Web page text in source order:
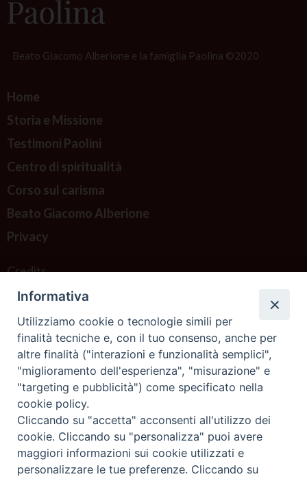
Beato Giacomo Alberione e la famiglia Paolina ©2020
Home
Storia e Missione
Testimoni Paolini
Centro di spiritualità
Corso sul carisma
Beato Giacomo Alberione
Privacy
Credits
Informativa
Utilizziamo cookie o tecnologie simili per
finalità tecniche e, con il tuo consenso, anche per
altre finalità ("interazioni e funzionalità semplici",
"miglioramento dell'esperienza", "misurazione" e
"targeting e pubblicità") come specificato nella
cookie policy.
Cliccando su "accetta" acconsenti all'utilizzo dei
cookie. Cliccando su "personalizza" puoi avere
maggiori informazioni sui cookie utilizzati e
personalizzare le tue preferenze. Cliccando su